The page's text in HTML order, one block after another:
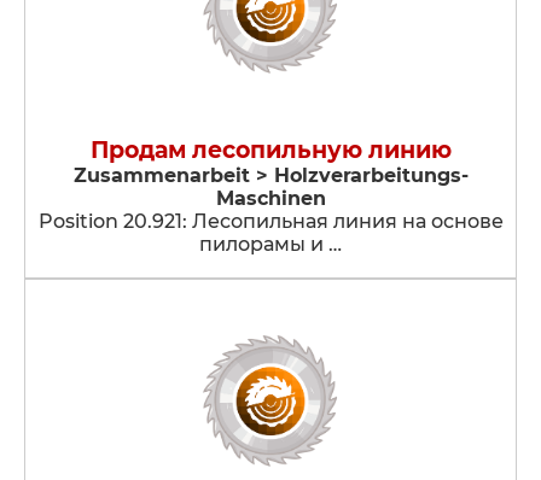
Продам лесопильную линию
Zusammenarbeit > Holzverarbeitungs-
Maschinen
Position 20.921: Лесопильная линия на основе
пилорамы и …